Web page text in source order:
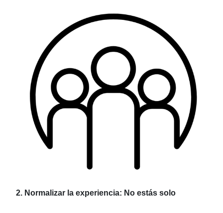
2. Normalizar la experiencia: No estás solo